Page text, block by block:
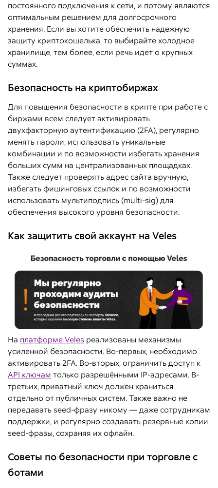
постоянного подключения к сети, и потому являются
оптимальным решением для долгосрочного
хранения. Если вы хотите обеспечить надежную
защиту криптокошелька, то выбирайте холодное
хранилище, тем более, если речь идет о крупных
суммах.
Безопасность на криптобиржах
Для повышения безопасности в крипте при работе с
биржами всем следует активировать
двухфакторную аутентификацию (2FA), регулярно
менять пароли, использовать уникальные
комбинации и по возможности избегать хранения
больших сумм на централизованных площадках.
Также следует проверять адрес сайта вручную,
избегать фишинговых ссылок и по возможности
использовать мультиподпись (multi-sig) для
обеспечения высокого уровня безопасности.
Как защитить свой аккаунт на Veles
На платформе Veles реализованы механизмы
усиленной безопасности. Во-первых, необходимо
активировать 2FA. Во-вторых, ограничить доступ к
API ключам только разрешёнными IP-адресами. В-
третьих, приватный ключ должен храниться
отдельно от публичных систем. Также важно не
передавать seed-фразу никому — даже сотрудникам
поддержки, и регулярно создавать резервные копии
seed-фразы, сохраняя их офлайн.
Советы по безопасности при торговле с
ботами